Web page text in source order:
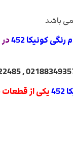
باشد
رنگی کونیکا 452
یکی از قطعات